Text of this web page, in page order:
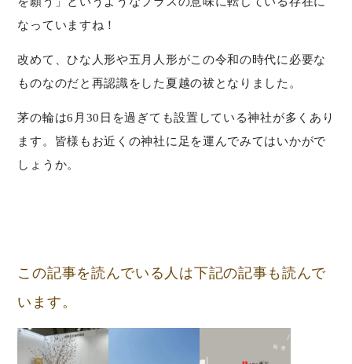
なっていますね！
改めて、ひな人形や五月人形がこの令和の時代に必要な
ものなのだと再認識をした夏越の祓となりました。
茅の輪は6月30日を過ぎても設置している神社が多くあり
ます。皆様もお近くの神社に足を運んでみてはいかがで
しょうか。
この記事を読んでいる人は下記の記事も読んで
います。